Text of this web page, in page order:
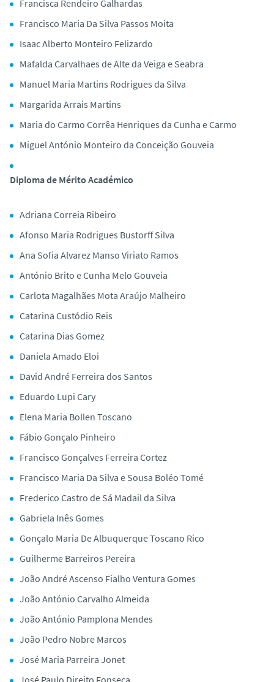
Francisca Rendeiro Galhardas
Francisco Maria Da Silva Passos Moita
Isaac Alberto Monteiro Felizardo
Mafalda Carvalhaes de Alte da Veiga e Seabra
Manuel Maria Martins Rodrigues da Silva
Margarida Arrais Martins
Maria do Carmo Corrêa Henriques da Cunha e Carmo
Miguel António Monteiro da Conceição Gouveia
Diploma de Mérito Académico
Adriana Correia Ribeiro
Afonso Maria Rodrigues Bustorff Silva
Ana Sofia Alvarez Manso Viriato Ramos
António Brito e Cunha Melo Gouveia
Carlota Magalhães Mota Araújo Malheiro
Catarina Custódio Reis
Catarina Dias Gomez
Daniela Amado Eloi
David André Ferreira dos Santos
Eduardo Lupi Cary
Elena Maria Bollen Toscano
Fábio Gonçalo Pinheiro
Francisco Gonçalves Ferreira Cortez
Francisco Maria Da Silva e Sousa Boléo Tomé
Frederico Castro de Sá Madail da Silva
Gabriela Inês Gomes
Gonçalo Maria De Albuquerque Toscano Rico
Guilherme Barreiros Pereira
João André Ascenso Fialho Ventura Gomes
João António Carvalho Almeida
João António Pamplona Mendes
João Pedro Nobre Marcos
José Maria Parreira Jonet
José Paulo Direito Fonseca